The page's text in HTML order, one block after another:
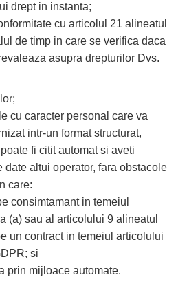
drept in instanta;
cu articolul 21 alineatul
de timp in care se verifica daca
asupra drepturilor Dvs.
cu caracter personal care va
intr-un format structurat,
fi citit automat si aveti
altui operator, fara obstacole
care:
consimtamant in temeiul
(a) sau al articolului 9 alineatul
un contract in temeiul articolului
si
prin mijloace automate.